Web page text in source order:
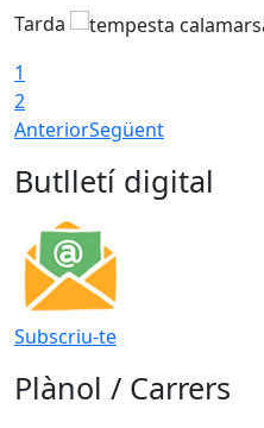
Tarda
1
2
AnteriorSegüent
Butlletí digital
Subscriu-te
Plànol / Carrers